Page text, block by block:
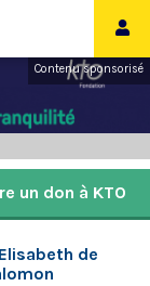
Contenu sponsorisé
un don à KTO
de